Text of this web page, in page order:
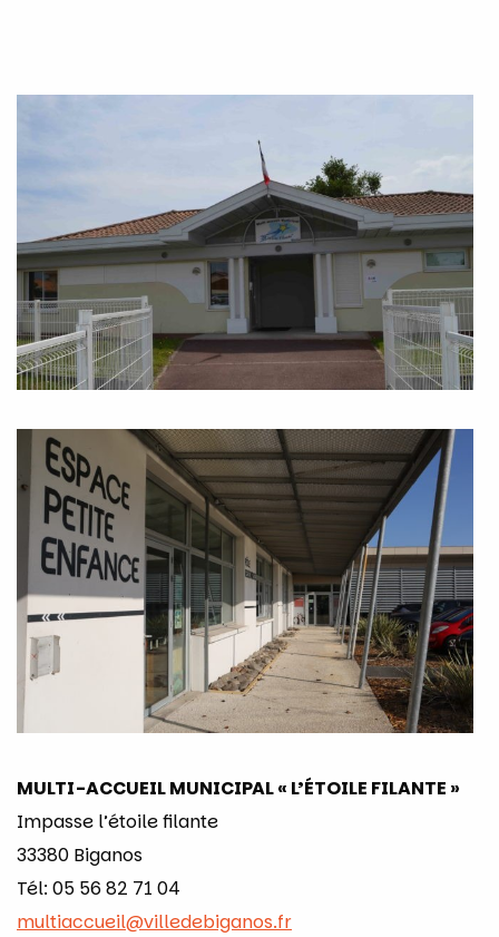
MULTI-ACCUEIL MUNICIPAL « L’ÉTOILE FILANTE »
Impasse l’étoile filante
33380 Biganos
Tél: 05 56 82 71 04
multiaccueil@villedebiganos.fr